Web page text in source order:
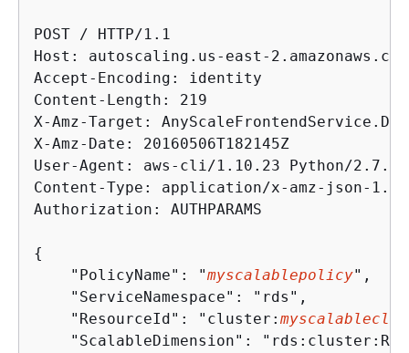
POST / HTTP/1.1
Host: autoscaling.us-east-2.amazonaws.com
Accept-Encoding: identity
Content-Length: 219
X-Amz-Target:
X-Amz-Date: 20160506T182145Z
User-Agent: aws-cli/1.10.23 Python/
Content-Type: application/x-amz-json-1.1
Authorization: AUTHPARAMS
{
    "PolicyName": "
myscalablepolicy",
    "ServiceNamespace": "rds",
    "ResourceId": "cluster:
"ScalableDimension":